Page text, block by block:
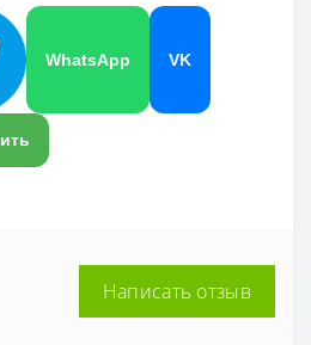
WhatsApp VK
Написать отзыв